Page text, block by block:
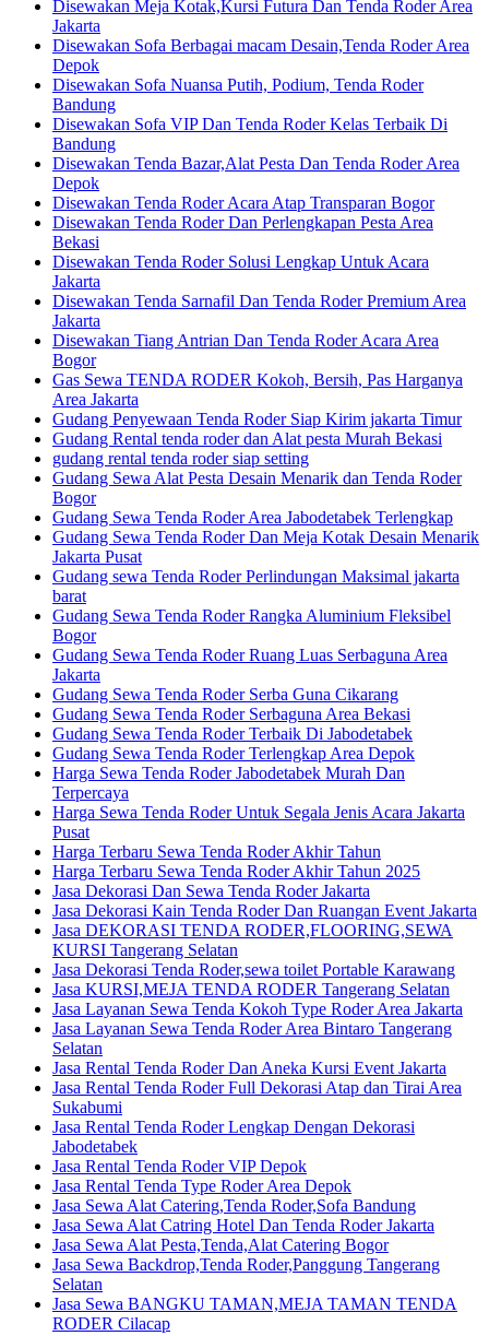
Disewakan Meja Kotak,Kursi Futura Dan Tenda Roder Area
Jakarta
Disewakan Sofa Berbagai macam Desain,Tenda Roder Area
Depok
Disewakan Sofa Nuansa Putih, Podium, Tenda Roder
Bandung
Disewakan Sofa VIP Dan Tenda Roder Kelas Terbaik Di
Bandung
Disewakan Tenda Bazar,Alat Pesta Dan Tenda Roder Area
Depok
Disewakan Tenda Roder Acara Atap Transparan Bogor
Disewakan Tenda Roder Dan Perlengkapan Pesta Area
Bekasi
Disewakan Tenda Roder Solusi Lengkap Untuk Acara
Jakarta
Disewakan Tenda Sarnafil Dan Tenda Roder Premium Area
Jakarta
Disewakan Tiang Antrian Dan Tenda Roder Acara Area
Bogor
Gas Sewa TENDA RODER Kokoh, Bersih, Pas Harganya
Area Jakarta
Gudang Penyewaan Tenda Roder Siap Kirim jakarta Timur
Gudang Rental tenda roder dan Alat pesta Murah Bekasi
gudang rental tenda roder siap setting
Gudang Sewa Alat Pesta Desain Menarik dan Tenda Roder
Bogor
Gudang Sewa Tenda Roder Area Jabodetabek Terlengkap
Gudang Sewa Tenda Roder Dan Meja Kotak Desain Menarik
Jakarta Pusat
Gudang sewa Tenda Roder Perlindungan Maksimal jakarta
barat
Gudang Sewa Tenda Roder Rangka Aluminium Fleksibel
Bogor
Gudang Sewa Tenda Roder Ruang Luas Serbaguna Area
Jakarta
Gudang Sewa Tenda Roder Serba Guna Cikarang
Gudang Sewa Tenda Roder Serbaguna Area Bekasi
Gudang Sewa Tenda Roder Terbaik Di Jabodetabek
Gudang Sewa Tenda Roder Terlengkap Area Depok
Harga Sewa Tenda Roder Jabodetabek Murah Dan
Terpercaya
Harga Sewa Tenda Roder Untuk Segala Jenis Acara Jakarta
Pusat
Harga Terbaru Sewa Tenda Roder Akhir Tahun
Harga Terbaru Sewa Tenda Roder Akhir Tahun 2025
Jasa Dekorasi Dan Sewa Tenda Roder Jakarta
Jasa Dekorasi Kain Tenda Roder Dan Ruangan Event Jakarta
Jasa DEKORASI TENDA RODER,FLOORING,SEWA
KURSI Tangerang Selatan
Jasa Dekorasi Tenda Roder,sewa toilet Portable Karawang
Jasa KURSI,MEJA TENDA RODER Tangerang Selatan
Jasa Layanan Sewa Tenda Kokoh Type Roder Area Jakarta
Jasa Layanan Sewa Tenda Roder Area Bintaro Tangerang
Selatan
Jasa Rental Tenda Roder Dan Aneka Kursi Event Jakarta
Jasa Rental Tenda Roder Full Dekorasi Atap dan Tirai Area
Sukabumi
Jasa Rental Tenda Roder Lengkap Dengan Dekorasi
Jabodetabek
Jasa Rental Tenda Roder VIP Depok
Jasa Rental Tenda Type Roder Area Depok
Jasa Sewa Alat Catering,Tenda Roder,Sofa Bandung
Jasa Sewa Alat Catring Hotel Dan Tenda Roder Jakarta
Jasa Sewa Alat Pesta,Tenda,Alat Catering Bogor
Jasa Sewa Backdrop,Tenda Roder,Panggung Tangerang
Selatan
Jasa Sewa BANGKU TAMAN,MEJA TAMAN TENDA
RODER Cilacap